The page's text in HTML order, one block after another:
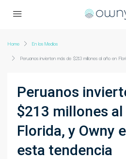
Home
En los Medios
Peruanos invierten más de $213 millones al año en
Peruanos
$213 millones al
Florida, y Owny
esta tendencia